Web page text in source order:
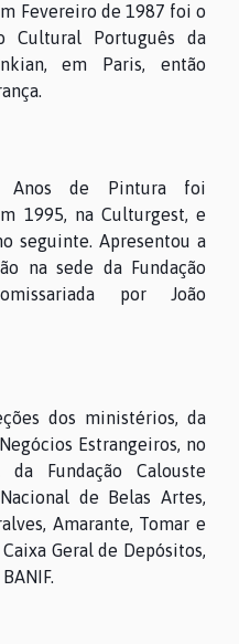
Fevereiro de 1987 foi o
Cultural Português da
em Paris, então
Anos de Pintura foi
1995, na Culturgest, e
seguinte. Apresentou a
na sede da Fundação
por João
dos ministérios, da
Estrangeiros, no
Fundação Calouste
de Belas Artes,
Amarante, Tomar e
Geral de Depósitos,